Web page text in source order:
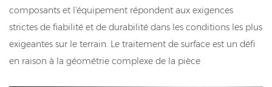
composants et l'équipement répondent aux exigences
strictes de fiabilité et de durabilité dans les conditions les plus
exigeantes sur le terrain. Le traitement de surface est un défi
en raison à la géométrie complexe de la pièce